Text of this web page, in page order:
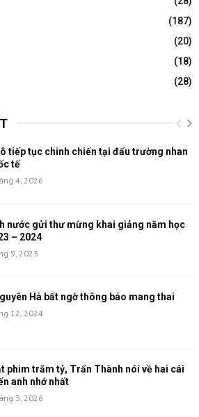
(187)
(20)
(18)
(28)
tiếp tục chinh chiến tại đấu trường nhan
tế
4, 2026
nước gửi thư mừng khai giảng năm học
– 2024
9, 2023
Hà bất ngờ thông báo mang thai
12, 2024
phim trăm tỷ, Trấn Thành nói về hai cái
anh nhớ nhất
3, 2026